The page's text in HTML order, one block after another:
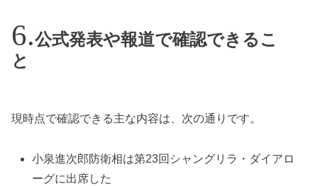
公式発表や報道で確認できるこ
と
現時点で確認できる主な内容は、次の通りです。
小泉進次郎防衛相は第23回シャングリラ・ダイアロ
ーグに出席した